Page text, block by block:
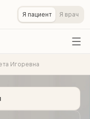
Я пациент Я врач
Игоревна